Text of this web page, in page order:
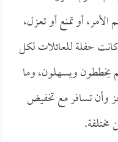
أو تمنع أو تعزل،
حفلة للعائلات لكل
يخططون ويسهلون، وما
وأن تسافر مع تخفيض